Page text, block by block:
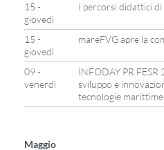
15 -
giovedì
I percorsi didattici
15 -
giovedì
mareFVG apre la
09 -
venerdì
INFODAY PR
sviluppo e
tecnologie marittime
Maggio